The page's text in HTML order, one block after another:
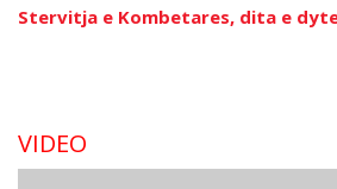
Stervitja e Kombetares, dita e
VIDEO